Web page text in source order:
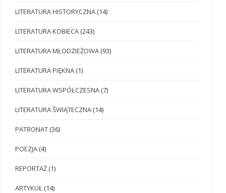
LITERATURA HISTORYCZNA (14)
LITERATURA KOBIECA (243)
LITERATURA MŁODZIEŻOWA (93)
LITERATURA PIĘKNA (1)
LITERATURA WSPÓŁCZESNA (7)
LITERATURA ŚWIĄTECZNA (14)
PATRONAT (36)
POEZJA (4)
REPORTAŻ (1)
ARTYKUŁ (14)